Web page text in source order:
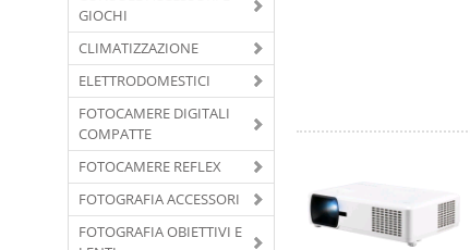
GIOCHI
CLIMATIZZAZIONE
ELETTRODOMESTICI
FOTOCAMERE DIGITALI
COMPATTE
FOTOCAMERE REFLEX
FOTOGRAFIA ACCESSORI
FOTOGRAFIA OBIETTIVI E